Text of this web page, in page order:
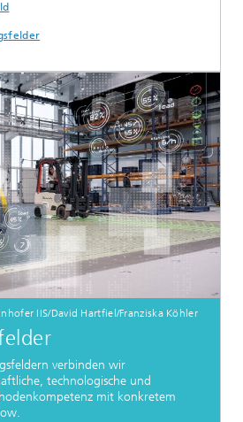
IIS/David Hartfiel/Franziska Köhler
verbinden wir
technologische und
mit konkretem